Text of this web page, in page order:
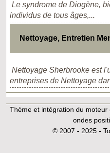
Le syndrome de Diogène,
individus de tous âges,...
Nettoyage, Entretien
Nettoyage Sherbrooke est
entreprises de Nettoyage
Thème et intégration du
ondes
© 2007 - 2025 -